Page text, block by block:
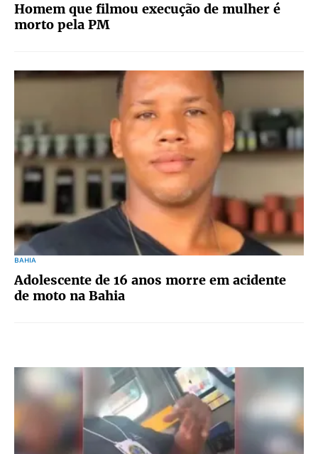
Homem que filmou execução de mulher é
morto pela PM
BAHIA
Adolescente de 16 anos morre em acidente
de moto na Bahia